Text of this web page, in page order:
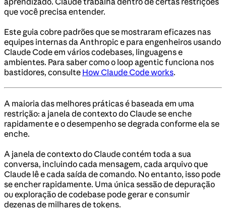
que você precisa entender.
Este guia cobre padrões que se mostraram eficazes nas
equipes internas da Anthropic e para engenheiros usando
Claude Code em vários codebases, linguagens e
ambientes. Para saber como o loop agentic funciona nos
bastidores, consulte How Claude Code works.
A maioria das melhores práticas é baseada em uma
restrição: a janela de contexto do Claude se enche
rapidamente e o desempenho se degrada conforme ela se
enche.
A janela de contexto do Claude contém toda a sua
conversa, incluindo cada mensagem, cada arquivo que
Claude lê e cada saída de comando. No entanto, isso pode
se encher rapidamente. Uma única sessão de depuração
ou exploração de codebase pode gerar e consumir
dezenas de milhares de tokens.